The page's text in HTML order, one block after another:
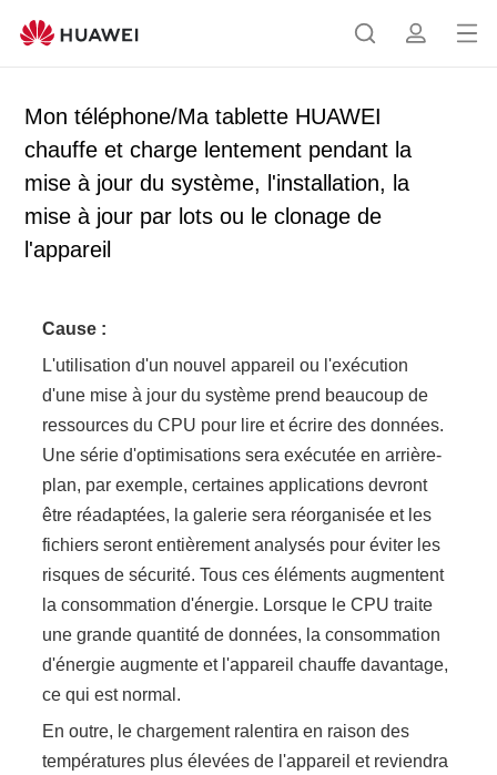
R
h
e
r
c
p
i
l
Ou
Mon téléphone/Ma tablette HUAWEI
chauffe et charge lentement pendant la
mise à jour du système, l'installation, la
mise à jour par lots ou le clonage de
l'appareil
Cause :
L'utilisation d'un nouvel appareil ou l'exécution
d'une mise à jour du système prend beaucoup de
ressources du CPU pour lire et écrire des données.
Une série d'optimisations sera exécutée en arrière-
plan, par exemple, certaines applications devront
être réadaptées, la galerie sera réorganisée et les
fichiers seront entièrement analysés pour éviter les
risques de sécurité. Tous ces éléments augmentent
la consommation d'énergie. Lorsque le CPU traite
une grande quantité de données, la consommation
d'énergie augmente et l'appareil chauffe davantage,
ce qui est normal.
En outre, le chargement ralentira en raison des
températures plus élevées de l'appareil et reviendra